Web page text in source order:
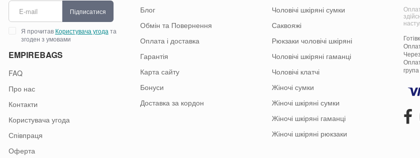
Підписатися
Я прочитав Користувача угода та
згоден з умовами
EMPIREBAGS
FAQ
Про нас
Контакти
Користувача угода
Співпраця
Оферта
Блог
Обмін та Повернення
Оплата і доставка
Гарантія
Карта сайту
Бонуси
Доставка за кордон
Чоловічі шкіряні сумки
Саквояжі
Рюкзаки чоловічі шкіряні
Чоловічі шкіряні гаманці
Чоловічі клатчі
Жіночі сумки
Жіночі шкіряні сумки
Жіночі шкіряні гаманці
Жіночі шкіряні рюкзаки